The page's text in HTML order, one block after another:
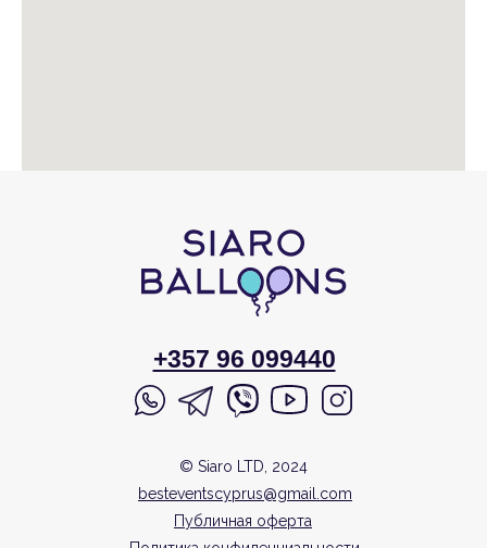
Публичная оферта
© Siaro LTD, 2024
besteventscyprus@gmail.com
+357 96 099440